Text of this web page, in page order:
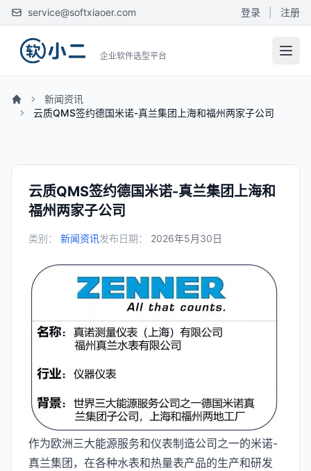
service@softxiaoer.com 登录 注册
企业软件选型平台
新闻资讯
云质QMS签约德国米诺-真兰集团上海和福州两家子公司
云质QMS签约德国米诺-真兰集团上海和
福州两家子公司
类别： 新闻资讯发布日期： 2026年5月30日
作为欧洲三大能源服务和仪表制造公司之一的米诺-
真兰集团，在各种水表和热量表产品的生产和研发